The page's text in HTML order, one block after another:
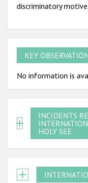
discriminatory motive.
KEY
No information is
INCIDENTS
HOLY SEE